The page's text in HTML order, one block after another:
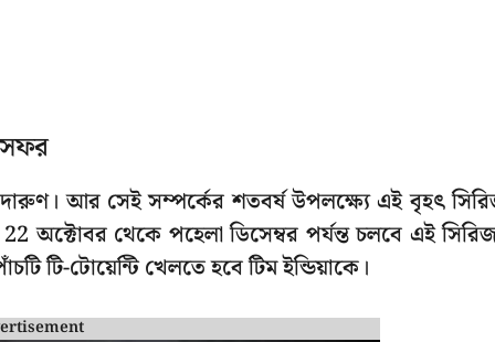
দারুণ। আর সেই সম্পর্কের শতবর্ষ উপলক্ষ্যে এই বৃহৎ
অক্টোবর থেকে পহেলা ডিসেম্বর পর্যন্ত চলবে এই
টি-টোয়েন্টি খেলতে হবে টিম ইন্ডিয়াকে।